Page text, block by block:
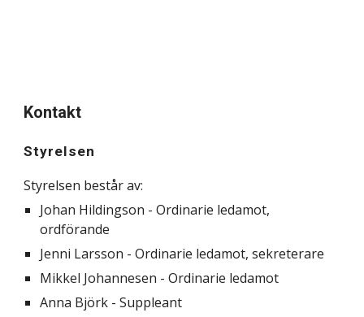
Kontakt
Styrelsen
Styrelsen består av:
Johan Hildingson - Ordinarie ledamot,
ordförande
Jenni Larsson - Ordinarie ledamot, sekreterare
Mikkel Johannesen - Ordinarie ledamot
Anna Björk - Suppleant